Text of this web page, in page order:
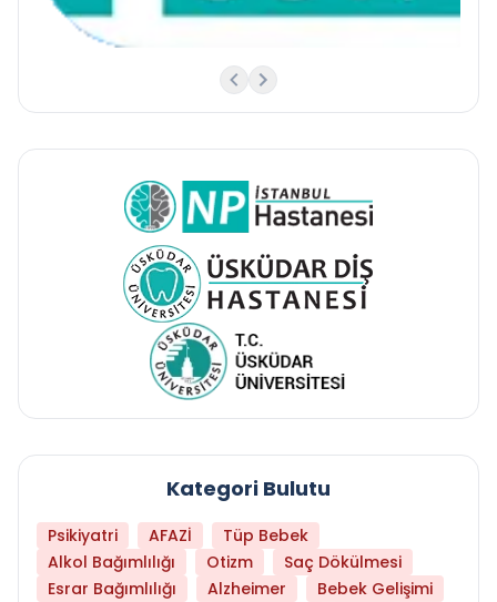
Kategori Bulutu
Psikiyatri AFAZİ
Tüp Bebek
Alkol Bağımlılığı
Otizm
Saç Dökülmesi
Esrar Bağımlılığı
Alzheimer
Bebek Gelişimi